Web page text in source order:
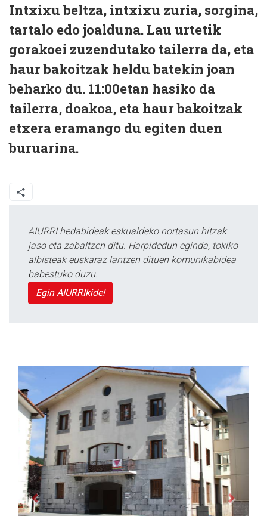
Intxixu beltza, intxixu zuria, sorgina,
tartalo edo joalduna. Lau urtetik
gorakoei zuzendutako tailerra da, eta
haur bakoitzak heldu batekin joan
beharko du. 11:00etan hasiko da
tailerra, doakoa, eta haur bakoitzak
etxera eramango du egiten duen
buruarina.
AIURRI hedabideak eskualdeko nortasun hitzak
jaso eta zabaltzen ditu. Harpidedun eginda, tokiko
albisteak euskaraz lantzen dituen komunikabidea
babestuko duzu.
Egin AIURRIkide!
Previous Next